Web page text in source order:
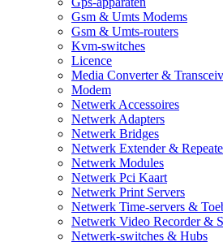
Gsm & Umts Modems
Gsm & Umts-routers
Kvm-switches
Licence
Media Converter &
Modem
Netwerk Accessoires
Netwerk Adapters
Netwerk Bridges
Netwerk Extender &
Netwerk Modules
Netwerk Pci Kaart
Netwerk Print Servers
Netwerk Time-servers &
Netwerk Video Recorder &
Netwerk-switches & Hubs